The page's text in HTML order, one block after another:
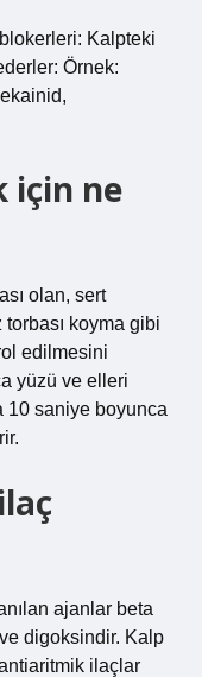
Kalpteki
Örnek:
için ne
olan, sert
torbası koyma gibi
edilmesini
yüzü ve elleri
10 saniye boyunca
ajanlar beta
digoksindir. Kalp
ilaçlar